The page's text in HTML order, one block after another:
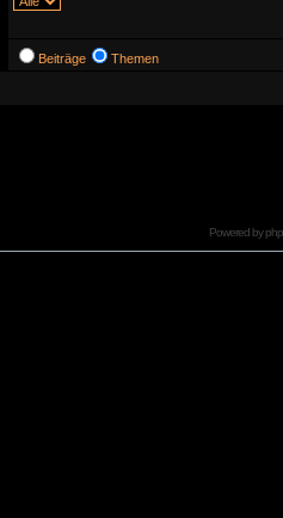
Beiträge Themen
Powered by